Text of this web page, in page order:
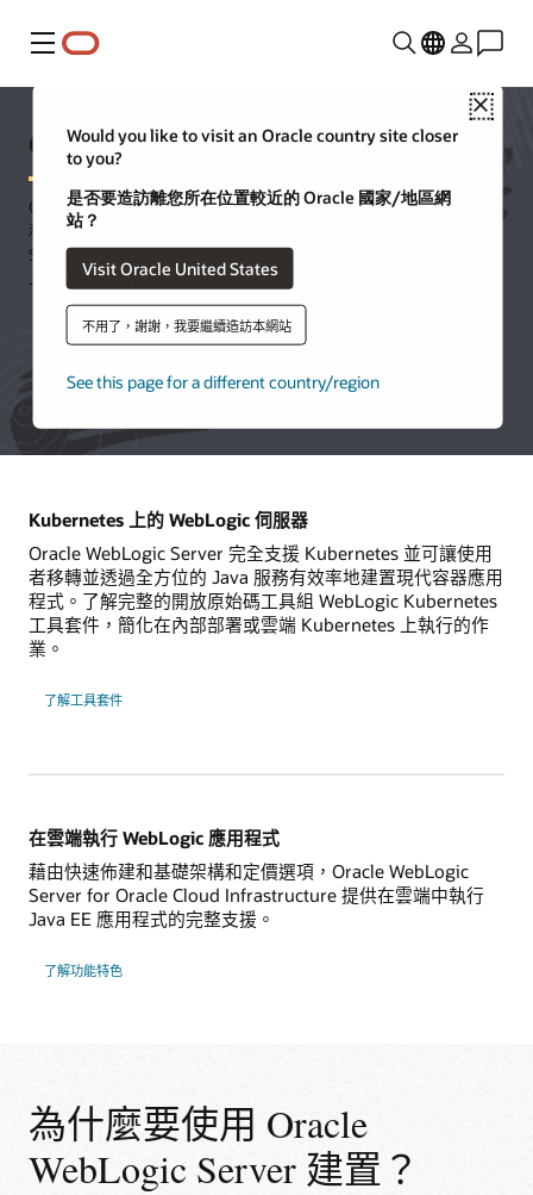
功能表
Close
Would you like to visit an Oracle country site closer
to you?
是否要造訪離您所在位置較近的 Oracle 國家/地區網
站？
Visit Oracle United States
不用了，謝謝，我要繼續造訪本網站
See this page for a different country/region
Oracle WebLogic Server
Oracle WebLogic Server 是整合的擴充性平台，適用於開發、部署
和執行內部部署或雲端中的企業應用程式 (如 Java)。WebLogic
Server 提供健全、成熟、可擴充的 Java Enterprise Edition (EE) 和
Jakarta EE 實作。
Kubernetes 上的 WebLogic 伺服器
Oracle WebLogic Server 完全支援 Kubernetes 並可讓使用
者移轉並透過全方位的 Java 服務有效率地建置現代容器應用
程式。了解完整的開放原始碼工具組 WebLogic Kubernetes
工具套件，簡化在內部部署或雲端 Kubernetes 上執行的作
業。
了解工具套件
在雲端執行 WebLogic 應用程式
藉由快速佈建和基礎架構和定價選項，Oracle WebLogic
Server for Oracle Cloud Infrastructure 提供在雲端中執行
Java EE 應用程式的完整支援。
了解功能特色
為什麼要使用 Oracle
WebLogic Server 建置？